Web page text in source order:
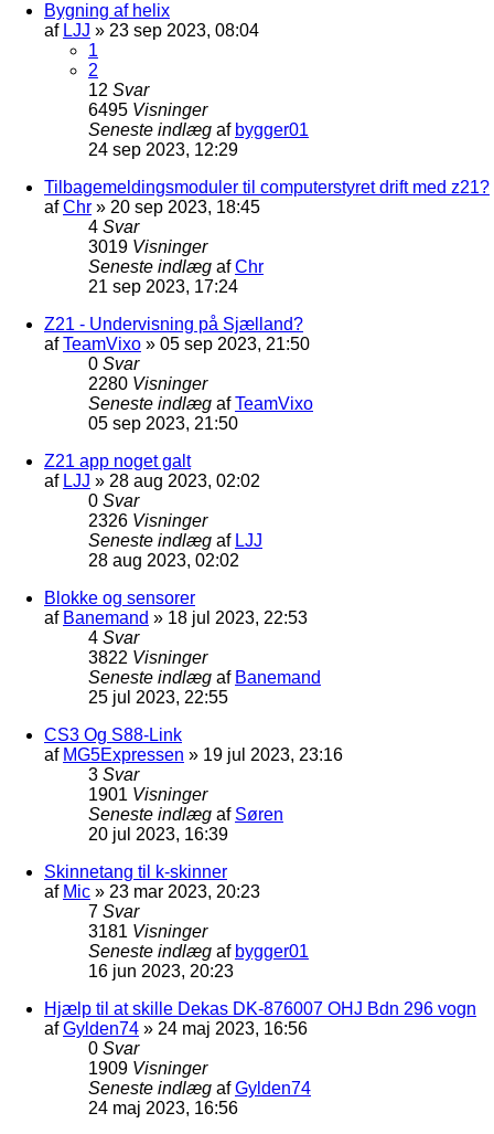
Bygning af helix
af LJJ » 23 sep 2023, 08:04
1
2
12 Svar
6495 Visninger
Seneste indlæg af bygger01
24 sep 2023, 12:29
Tilbagemeldingsmoduler til computerstyret drift med z21?
afChr » 20 sep 2023, 18:45
4 Svar
3019 Visninger
Seneste indlæg afChr
21 sep 2023, 17:24
Z21 - Undervisning på Sjælland?
afTeamVixo » 05 sep 2023, 21:50
0 Svar
2280 Visninger
Seneste indlæg afTeamVixo
05 sep 2023, 21:50
Z21 app noget galt
af LJJ » 28 aug 2023, 02:02
0 Svar
2326 Visninger
Seneste indlæg af LJJ
28 aug 2023, 02:02
Blokke og sensorer
af Banemand » 18 jul 2023, 22:53
4 Svar
3822 Visninger
Seneste indlæg af Banemand
25 jul 2023, 22:55
CS3 Og S88-Link
af MG5Expressen » 19 jul 2023, 23:16
3 Svar
1901 Visninger
Seneste indlæg af Søren
20 jul 2023, 16:39
Skinnetang til k-skinner
af Mic » 23 mar 2023, 20:23
7 Svar
3181 Visninger
Seneste indlæg af bygger01
16 jun 2023, 20:23
Hjælp til at skille Dekas DK-876007 OHJ Bdn 296 vogn
afGylden74 » 24 maj 2023, 16:56
0 Svar
1909 Visninger
Seneste indlæg afGylden74
24 maj 2023, 16:56